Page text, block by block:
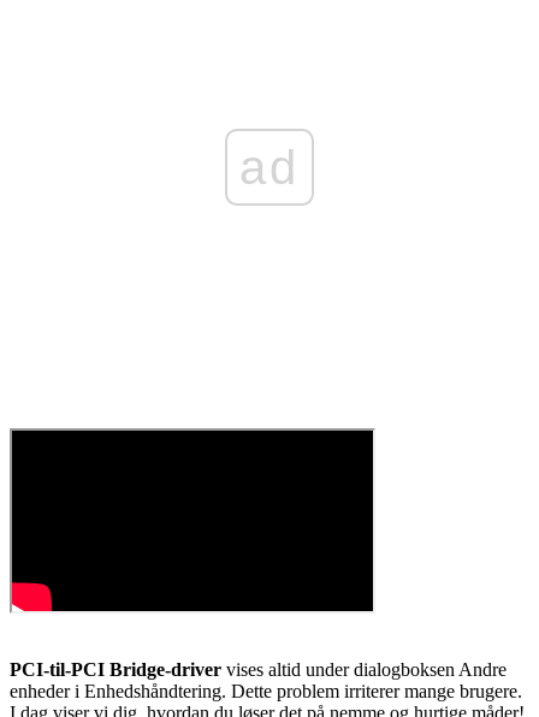
ad
PCI-til-PCI Bridge-driver vises altid under dialogboksen Andre
enheder i Enhedshåndtering. Dette problem irriterer mange brugere.
I dag viser vi dig, hvordan du løser det på nemme og hurtige måder!